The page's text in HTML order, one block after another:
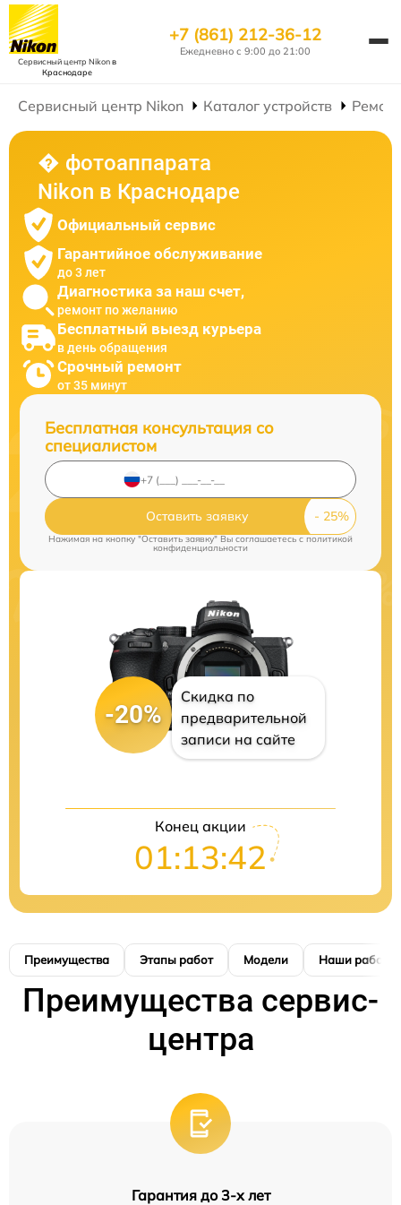
Сервисный центр Nikonв
Краснодаре
+7 (861) 212-36-12
Ежедневно с 9:00 до 21:00
Сервисный центр Nikon Каталог устройств
� фотоаппарата
Nikon в Краснодаре
Официальный сервис
Гарантийное обслуживание
до 3 лет
Диагностика за наш счет,
ремонт по желанию
Бесплатный выезд курьера
в день обращения
Срочный ремонт
от 35 минут
Бесплатная консультация со
специалистом
Оставить заявку
Нажимая на кнопку "Оставить заявку" Вы соглашаетесь cполитикой
конфиденциальности
-20%
Скидка по
предварительной
записи на сайте
Конец акции
01:13:41
Преимущества Этапы работ Модели Наши работы
Преимущества сервис-
центра
Гарантия до 3-х лет